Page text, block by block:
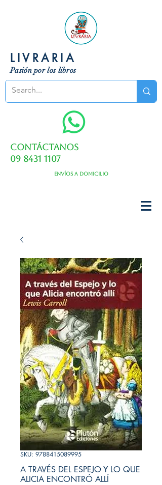
LIVRARIA
Pasión por los libros
Contáctanos
09 8431 1107
Envíos a domicilio
SKU: 9788415089995
A TRAVÉS DEL ESPEJO Y LO QUE
ALICIA ENCONTRÓ ALLÍ